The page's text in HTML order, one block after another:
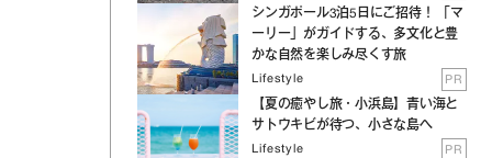
シンガポール3泊5日にご招待！ 「マ
ーリー」がガイドする、多文化と豊
かな自然を楽しみ尽くす旅
Lifestyle PR
【夏の癒やし旅・小浜島】青い海と
サトウキビが待つ、小さな島へ
Lifestyle PR